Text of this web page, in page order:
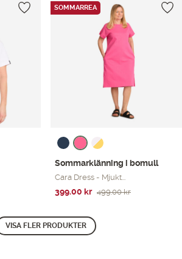
priset
priset
Sommarklänning i bomull
SOMMARREA
Cara Dress - Mjukt...
499.00kr
Det
priset
var:
399.00 kr
Det
priset
är:
VISA FLER PRODUKTER